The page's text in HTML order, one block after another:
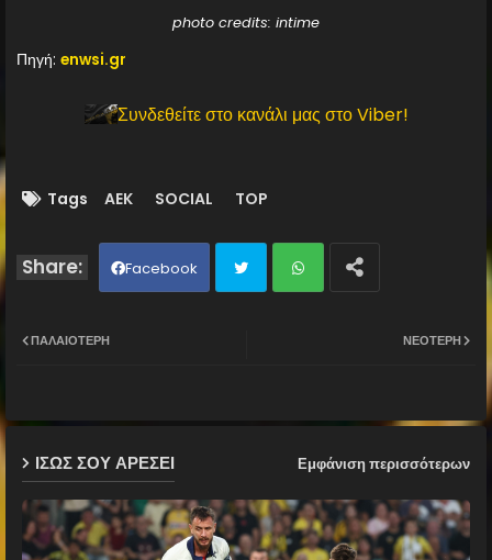
photo credits: intime
Πηγή: enwsi.gr
Συνδεθείτε στο κανάλι μας στο Viber!
Tags AEK SOCIAL TOP
Facebook
p
ΝΕΌΤΕΡΗ
ΠΑΛΑΙΌΤΕΡΗ
ΙΣΩΣ ΣΟΥ ΑΡΕΣΕΙ Εμφάνιση περισσότερων